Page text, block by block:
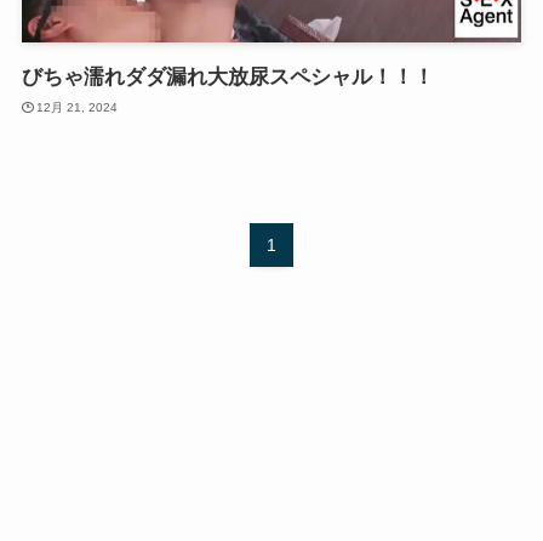
びちゃ濡れダダ漏れ大放尿スペシャル！！！
12月 21, 2024
1